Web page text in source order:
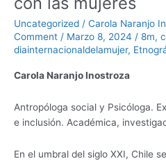
r
Uncategorized / Carola Naranjo
Comment / Marzo 8, 2024 / 8m,
diainternacionaldelamujer,
Carola Naranjo Inostroza
Antropóloga social y Psicóloga.
e inclusión. Académica,
En el umbral del siglo XXI, Chile
Chile
con
las
mujeres